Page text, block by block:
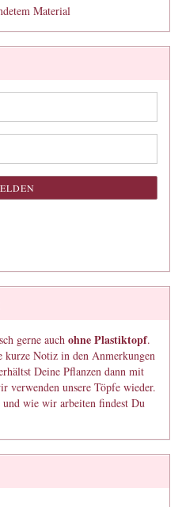
Material
gerne auch ohne Plastiktopf.
kurze Notiz in den Anmerkungen
Deine Pflanzen dann mit
verwenden unsere Töpfe wieder.
wie wir arbeiten findest Du